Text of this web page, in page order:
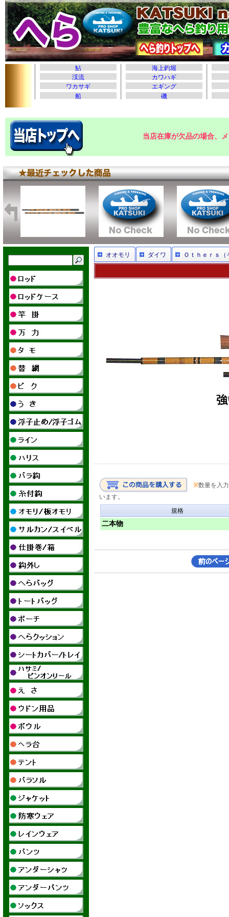
当店在庫が欠品の場合、
オオモリ ダイワ Ｏｔｈｅｒｓ（
※数量を入
います。
規格
二本物